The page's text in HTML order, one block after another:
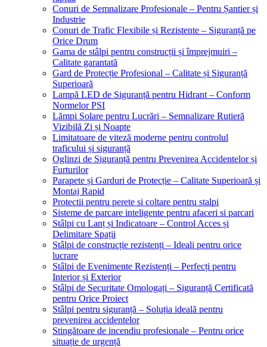
Conuri de Semnalizare Profesionale – Pentru Șantier și
Industrie
Conuri de Trafic Flexibile și Rezistente – Siguranță pe
Orice Drum
Gama de stâlpi pentru construcții și împrejmuiri –
Calitate garantată
Gard de Protecție Profesional – Calitate și Siguranță
Superioară
Lampă LED de Siguranță pentru Hidrant – Conform
Normelor PSI
Lămpi Solare pentru Lucrări – Semnalizare Rutieră
Vizibilă Zi și Noapte
Limitatoare de viteză moderne pentru controlul
traficului și siguranță
Oglinzi de Siguranță pentru Prevenirea Accidentelor și
Furturilor
Parapete și Garduri de Protecție – Calitate Superioară și
Montaj Rapid
Protectii pentru perete si coltare pentru stalpi
Sisteme de parcare inteligente pentru afaceri si parcari
Stâlpi cu Lanț și Indicatoare – Control Acces și
Delimitare Spații
Stâlpi de construcție rezistenți – Ideali pentru orice
lucrare
Stâlpi de Evenimente Rezistenți – Perfecți pentru
Interior și Exterior
Stâlpi de Securitate Omologați – Siguranță Certificată
pentru Orice Proiect
Stâlpi pentru siguranță – Soluția ideală pentru
prevenirea accidentelor
Stingătoare de incendiu profesionale – Pentru orice
situație de urgență